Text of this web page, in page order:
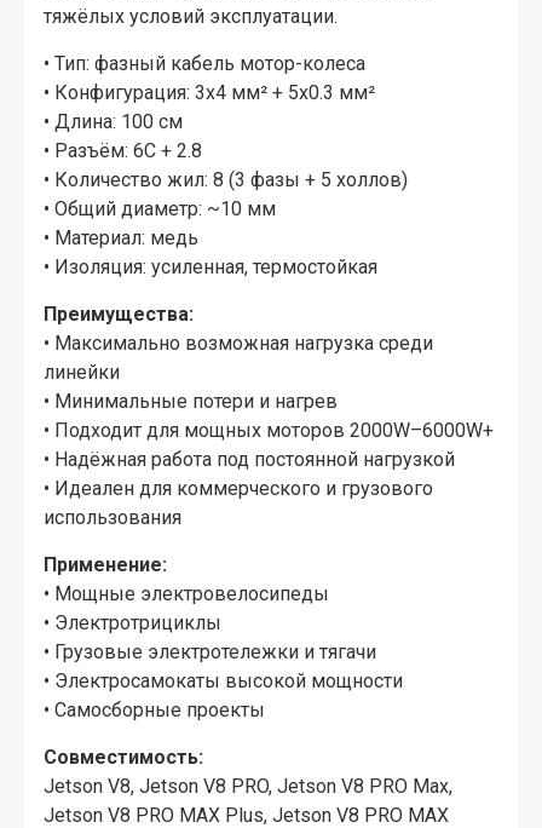
тяжёлых условий эксплуатации.
• Тип: фазный кабель мотор-колеса
• Конфигурация: 3x4 мм² + 5x0.3 мм²
• Длина: 100 см
• Разъём: 6C + 2.8
• Количество жил: 8 (3 фазы + 5 холлов)
• Общий диаметр: ~10 мм
• Материал: медь
• Изоляция: усиленная, термостойкая
Преимущества:
• Максимально возможная нагрузка среди
линейки
• Минимальные потери и нагрев
• Подходит для мощных моторов 2000W–6000W+
• Надёжная работа под постоянной нагрузкой
• Идеален для коммерческого и грузового
использования
Применение:
• Мощные электровелосипеды
• Электротрициклы
• Грузовые электротележки и тягачи
• Электросамокаты высокой мощности
• Самосборные проекты
Совместимость:
Jetson V8, Jetson V8 PRO, Jetson V8 PRO Max,
Jetson V8 PRO MAX Plus, Jetson V8 PRO MAX